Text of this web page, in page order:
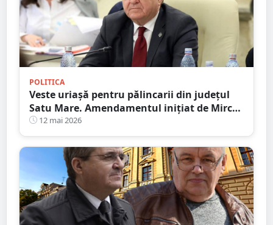
POLITICA
Veste uriașă pentru pălincarii din județul
Satu Mare. Amendamentul inițiat de Mircea
Govor trece de primul test
12 mai 2026